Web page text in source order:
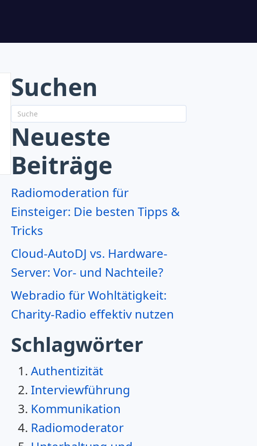
Suchen
Neueste
Beiträge
Radiomoderation für
Einsteiger: Die besten Tipps &
Tricks
Cloud-AutoDJ vs. Hardware-
Server: Vor- und Nachteile?
Webradio für Wohltätigkeit:
Charity-Radio effektiv nutzen
Schlagwörter
Authentizität
Interviewführung
Kommunikation
Radiomoderator